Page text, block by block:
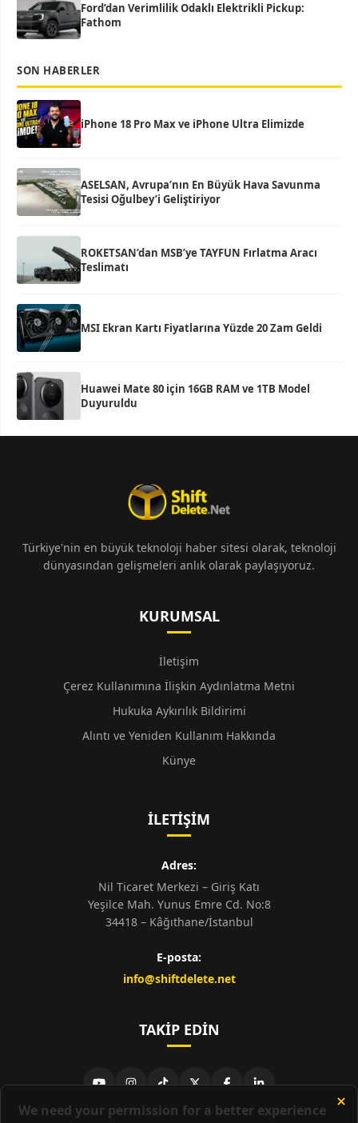
Ford’dan Verimlilik Odaklı Elektrikli Pickup:
Fathom
SON HABERLER
iPhone 18 Pro Max ve iPhone Ultra Elimizde
ASELSAN, Avrupa’nın En Büyük Hava Savunma
Tesisi Oğulbey’i Geliştiriyor
ROKETSAN’dan MSB’ye TAYFUN Fırlatma Aracı
Teslimatı
MSI Ekran Kartı Fiyatlarına Yüzde 20 Zam Geldi
Huawei Mate 80 için 16GB RAM ve 1TB Model
Duyuruldu
Türkiye'nin en büyük teknoloji haber sitesi olarak, teknoloji
dünyasından gelişmeleri anlık olarak paylaşıyoruz.
KURUMSAL
İletişim
Çerez Kullanımına İlişkin Aydınlatma Metni
Hukuka Aykırılık Bildirimi
Alıntı ve Yeniden Kullanım Hakkında
Künye
İLETIŞIM
Adres:
Nil Ticaret Merkezi – Giriş Katı
Yeşilce Mah. Yunus Emre Cd. No:8
34418 – Kâğıthane/İstanbul
E-posta:
info@shiftdelete.net
TAKIP EDIN